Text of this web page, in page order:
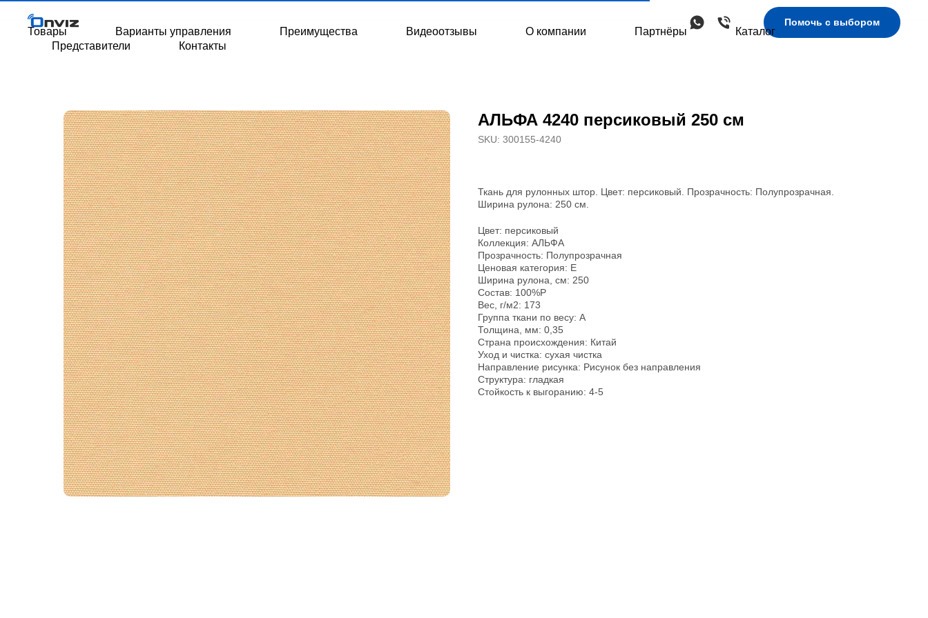
Помочь с выбором
Товары Варианты управления Преимущества Видеоотзывы О компании Партнёры
Каталог
Представители
Контакты
АЛЬФА 4240 персиковый 250 см
SKU: 300155-4240
Ткань для рулонных штор. Цвет: персиковый. Прозрачность: Полупрозрачная.
Ширина рулона: 250 см.
Цвет: персиковый
Коллекция: АЛЬФА
Прозрачность: Полупрозрачная
Ценовая категория: E
Ширина рулона, см: 250
Состав: 100%P
Вес, г/м2: 173
Группа ткани по весу: A
Толщина, мм: 0,35
Страна происхождения: Китай
Уход и чистка: сухая чистка
Направление рисунка: Рисунок без направления
Структура: гладкая
Стойкость к выгоранию: 4-5
WhatsApp